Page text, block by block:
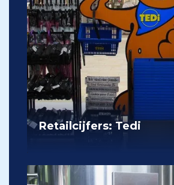
Retailcijfers: Tedi